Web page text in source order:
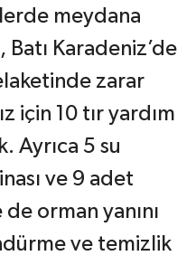
meydana
Karadeniz’de
zarar
için 10 tır yardım
Ayrıca 5 su
ve 9 adet
orman yanını
ve temizlik